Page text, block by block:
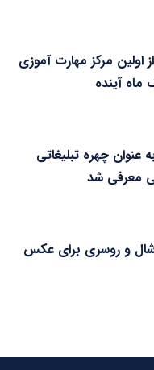
اولین مرکز مهارت آموزی
ماه آینده
عنوان چهره تبلیغاتی
معرفی شد
و روسری برای عکس